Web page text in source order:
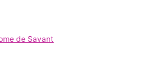
de Savant